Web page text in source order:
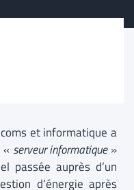
et informatique a
serveur informatique»
passée auprès d’un
d’énergie après